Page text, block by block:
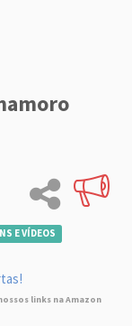
E VÍDEOS
links na Amazon